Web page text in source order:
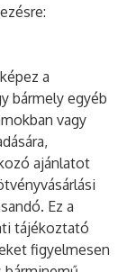
a
bármely egyéb
vagy
ajánlatot
Ez a
tájékoztató
figyelmesen